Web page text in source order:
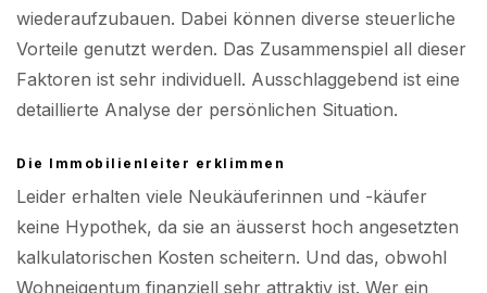
wiederaufzubauen. Dabei können diverse steuerliche
Vorteile genutzt werden. Das Zusammenspiel all dieser
Faktoren ist sehr individuell. Ausschlaggebend ist eine
detaillierte Analyse der persönlichen Situation.
Die Immobilienleiter erklimmen
Leider erhalten viele Neukäuferinnen und -käufer
keine Hypothek, da sie an äusserst hoch angesetzten
kalkulatorischen Kosten scheitern. Und das, obwohl
Wohneigentum finanziell sehr attraktiv ist. Wer ein